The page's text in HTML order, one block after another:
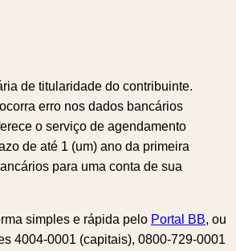
de titularidade do contribuinte.
erro nos dados bancários
o serviço de agendamento
de até 1 (um) ano da primeira
para uma conta de sua
simples e rápida pelo Portal BB, ou
4004-0001 (capitais), 0800-729-0001